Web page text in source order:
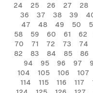
24
25 26 27 28
36
37 38 39
47
48 49 50
58
59 60 61 62
70
71 72 73 74
82
83 84 85 86
94
95 96 97
104
105 106 107
114
115 116 117